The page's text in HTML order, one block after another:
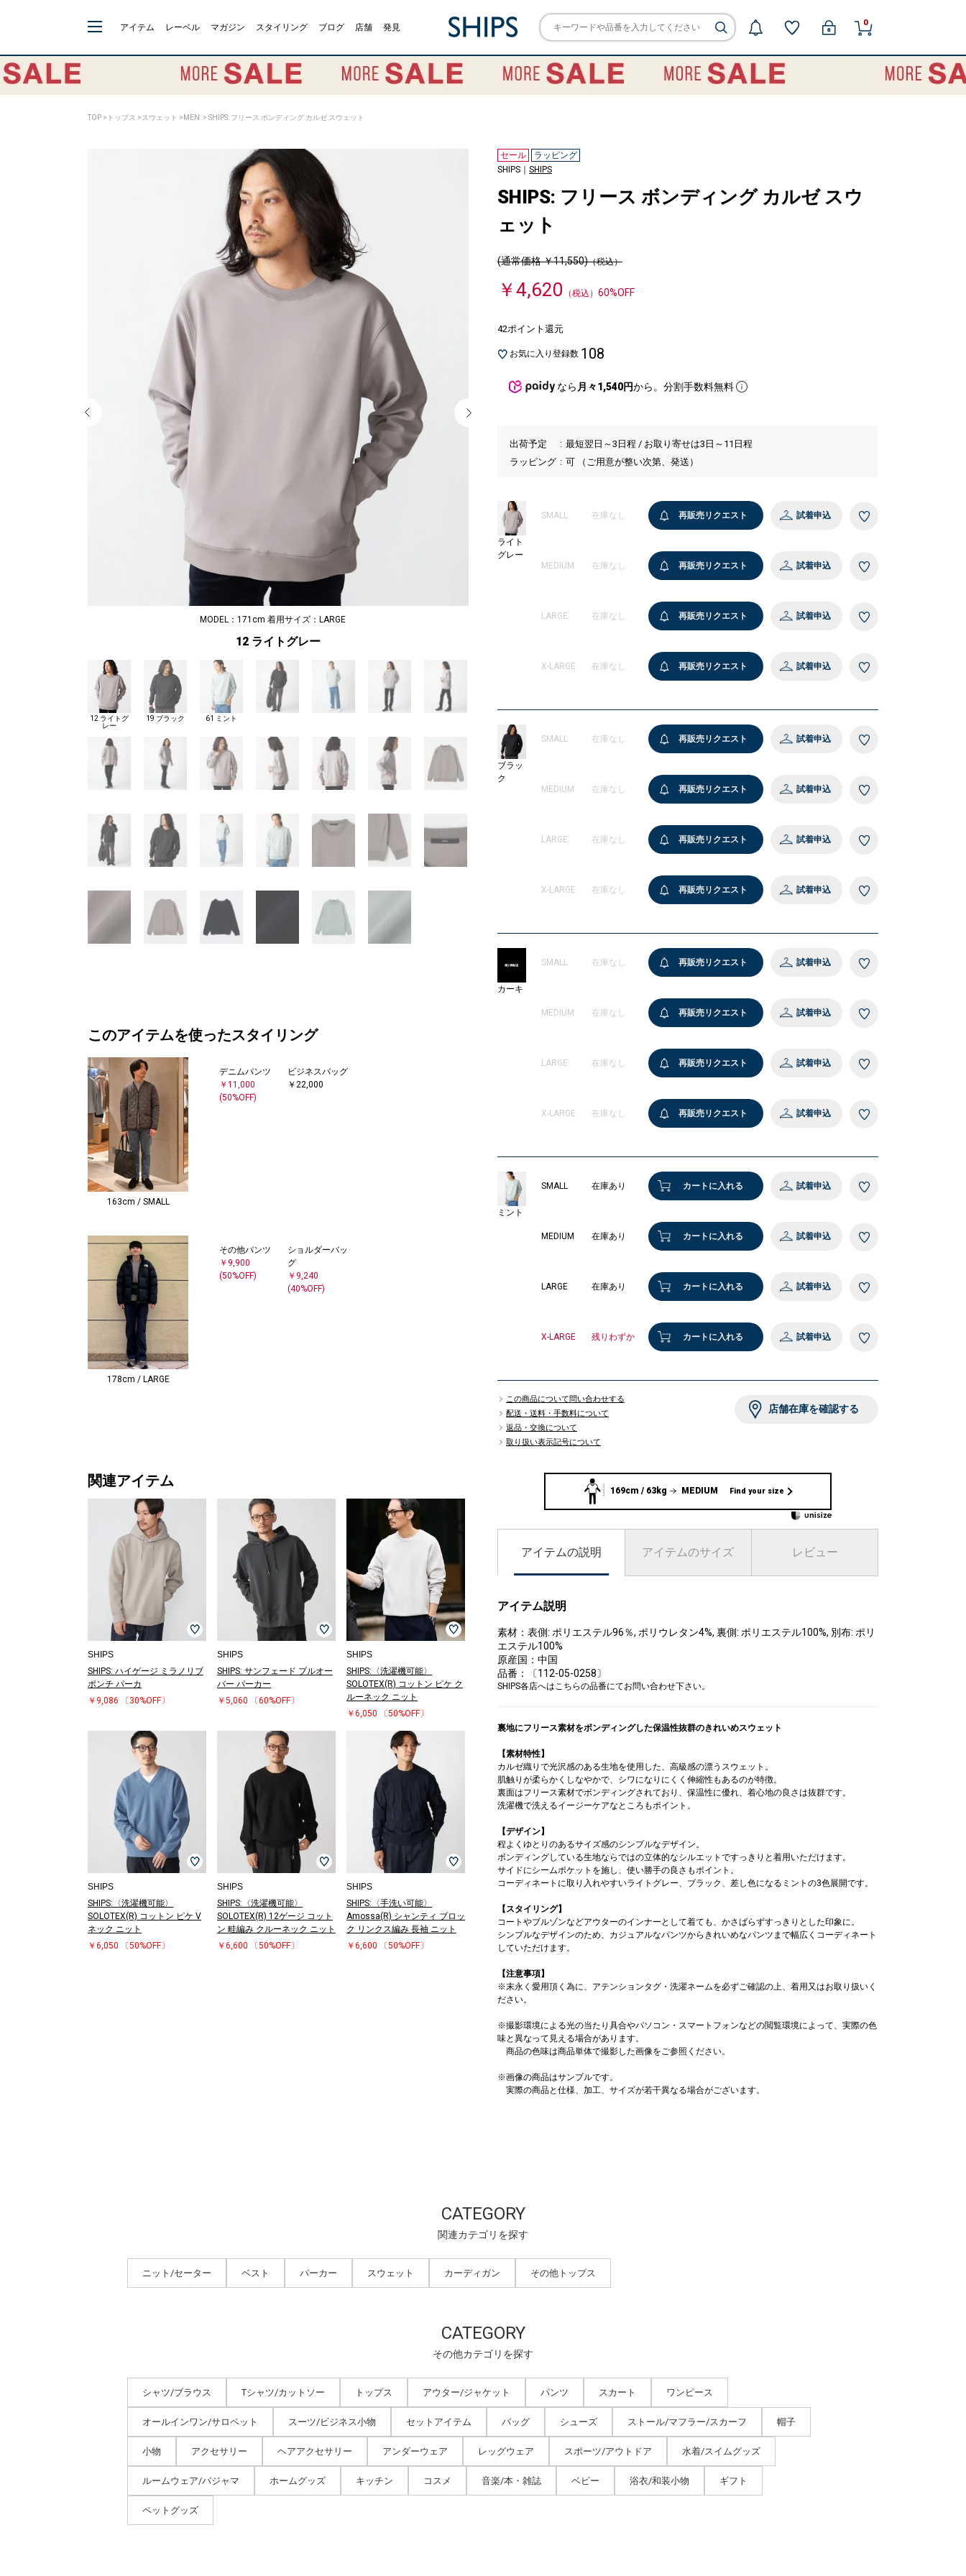
アイテム レーベル マガジン スタイリング ブログ 店舗 発見 0
TOP > トップス > スウェット > MEN > SHIPS: フリース ボンディング カルゼ スウェット
MODEL：171cm 着用サイズ：LARGE
12 ライトグレー
MODEL：171cm 着用サイズ：LARGE
12 ライトグ
レー
19 ブラック 61 ミント
このアイテムを使ったスタイリング
163cm / SMALL
デニムパンツ
￥11,000
(50%OFF)
ビジネスバッグ
￥22,000
178cm / LARGE
その他パンツ
￥9,900
(50%OFF)
ショルダーバッ
グ
￥9,240
(40%OFF)
関連アイテム
SHIPS
SHIPS: ハイゲージ ミラノリブ
ポンチ パーカ
￥9,086
〔30%OFF〕
SHIPS
SHIPS: サンフェード プルオー
バー パーカー
￥5,060
〔60%OFF〕
SHIPS
SHIPS:〈洗濯機可能〉
SOLOTEX(R) コットン ピケ ク
ルーネック ニット
￥6,050
〔50%OFF〕
SHIPS
SHIPS:〈洗濯機可能〉
SOLOTEX(R) コットン ピケ V
ネック ニット
￥6,050
〔50%OFF〕
SHIPS
SHIPS:〈洗濯機可能〉
SOLOTEX(R) 12ゲージ コット
ン 畦編み クルーネック ニット
￥6,600
〔50%OFF〕
SHIPS
SHIPS:〈手洗い可能〉
Amossa(R) シャンティ ブロッ
ク リンクス編み 長袖 ニット
￥6,600
〔50%OFF〕
セール
ラッピング
SHIPS｜ SHIPS
SHIPS: フリース ボンディング カルゼ スウ
ェット
(通常価格 ￥11,550)（税込）
￥4,620 （税込） 60%OFF
42ポイント還元
お気に入り登録数 108
なら 月々1,540円から。分割手数料無料
出荷予定
最短翌日～3日程 / お取り寄せは3日～11日程
ラッピング
可 （ご用意が整い次第、発送）
ライト
グレー
SMALL 在庫なし 再販売リクエスト 試着申込
MEDIUM 在庫なし 再販売リクエスト 試着申込
LARGE 在庫なし 再販売リクエスト 試着申込
X-LARGE 在庫なし 再販売リクエスト 試着申込
ブラッ
ク
SMALL 在庫なし 再販売リクエスト 試着申込
MEDIUM 在庫なし 再販売リクエスト 試着申込
LARGE 在庫なし 再販売リクエスト 試着申込
X-LARGE 在庫なし 再販売リクエスト 試着申込
カーキ
SMALL 在庫なし 再販売リクエスト 試着申込
MEDIUM 在庫なし 再販売リクエスト 試着申込
LARGE 在庫なし 再販売リクエスト 試着申込
X-LARGE 在庫なし 再販売リクエスト 試着申込
ミント
SMALL 在庫あり カートに入れる 試着申込
MEDIUM 在庫あり カートに入れる 試着申込
LARGE 在庫あり カートに入れる 試着申込
X-LARGE 残りわずか カートに入れる 試着申込
この商品について問い合わせする
配送・送料・手数料について
返品・交換について
取り扱い表示記号について
店舗在庫を確認する
169cm / 63kg MEDIUM Find your size
アイテムの説明 アイテムのサイズ レビュー
アイテム説明
素材：表側: ポリエステル96％, ポリウレタン4%, 裏側: ポリエステル100%, 別布: ポリ
エステル100%
原産国：中国
品番：〔112-05-0258〕
SHIPS各店へはこちらの品番にてお問い合わせ下さい。
裏地にフリース素材をボンディングした保温性抜群のきれいめスウェット
【素材特性】
カルゼ織りで光沢感のある生地を使用した、高級感の漂うスウェット。
肌触りが柔らかくしなやかで、シワになりにくく伸縮性もあるのが特徴。
裏面はフリース素材でボンディングされており、保温性に優れ、着心地の良さは抜群です。
洗濯機で洗えるイージーケアなところもポイント。
【デザイン】
程よくゆとりのあるサイズ感のシンプルなデザイン。
ボンディングしている生地ならではの立体的なシルエットですっきりと着用いただけます。
サイドにシームポケットを施し、使い勝手の良さもポイント。
コーディネートに取り入れやすいライトグレー、ブラック、差し色になるミントの3色展開です。
【スタイリング】
コートやブルゾンなどアウターのインナーとして着ても、かさばらずすっきりとした印象に。
シンプルなデザインのため、カジュアルなパンツからきれいめなパンツまで幅広くコーディネート
していただけます。
【注意事項】
※末永く愛用頂く為に、アテンションタグ・洗濯ネームを必ずご確認の上、着用又はお取り扱いく
ださい。
※撮影環境による光の当たり具合やパソコン・スマートフォンなどの閲覧環境によって、実際の色
味と異なって見える場合があります。
商品の色味は商品単体で撮影した画像をご参照ください。
※画像の商品はサンプルです。
実際の商品と仕様、加工、サイズが若干異なる場合がございます。
CATEGORY
関連カテゴリを探す
ニット/セーター ベスト パーカー スウェット カーディガン その他トップス
CATEGORY
その他カテゴリを探す
シャツ/ブラウス Tシャツ/カットソー トップス アウター/ジャケット パンツ スカート ワンピース
オールインワン/サロペット スーツ/ビジネス小物 セットアイテム バッグ シューズ ストール/マフラー/スカーフ 帽子
小物 アクセサリー ヘアアクセサリー アンダーウェア レッグウェア スポーツ/アウトドア 水着/スイムグッズ
ルームウェア/パジャマ ホームグッズ キッチン コスメ 音楽/本・雑誌 ベビー 浴衣/和装小物 ギフト
ペットグッズ